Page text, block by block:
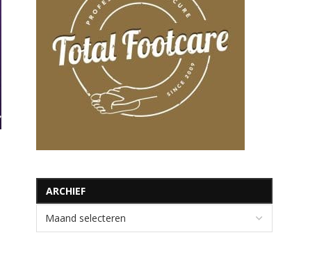
ARCHIEF